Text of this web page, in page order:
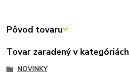
Pôvod tovaru
Tovar zaradený v kategóriách
NOVINKY